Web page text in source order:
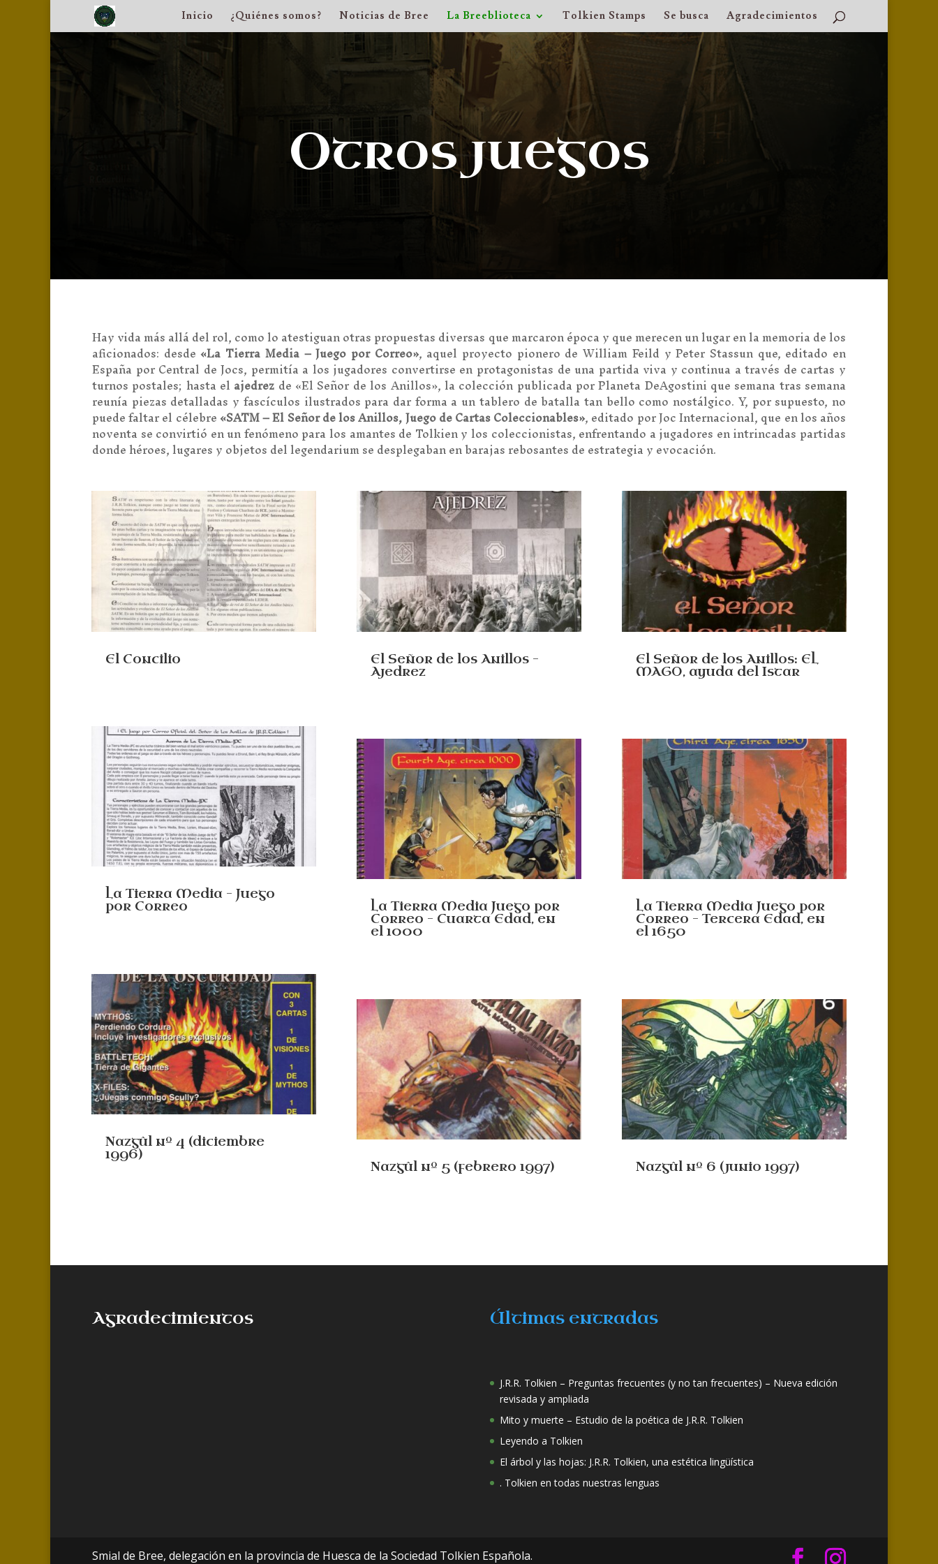
Inicio ¿Quiénes somos? Noticias de Bree La Breeblioteca Tolkien Stamps Se busca Agradecimientos
Otros juegos
Hay vida más allá del rol, como lo atestiguan otras propuestas diversas que marcaron época y que merecen un lugar en la memoria de los
aficionados: desde «La Tierra Media – Juego por Correo», aquel proyecto pionero de William Feild y Peter Stassun que, editado en
España por Central de Jocs, permitía a los jugadores convertirse en protagonistas de una partida viva y continua a través de cartas y
turnos postales; hasta elajedrezde «El Señor de los Anillos», la colección publicada por Planeta DeAgostini que semana tras semana
reunía piezas detalladas y fascículos ilustrados para dar forma a un tablero de batalla tan bello como nostálgico. Y, por supuesto, no
puede faltar el célebre«SATM – El Señor de los Anillos, Juego de Cartas Coleccionables», editado por Joc Internacional, que en los años
noventa se convirtió en un fenómeno para los amantes de Tolkien y los coleccionistas, enfrentando a jugadores en intrincadas partidas
donde héroes, lugares y objetos del legendarium se desplegaban en barajas rebosantes de estrategia y evocación.
El Concilio
La Tierra Media – Juego
por Correo
Nazgûl nº 4 (diciembre
1996)
El Señor de los Anillos –
Ajedrez
La Tierra Media Juego por
Correo – Cuarta Edad, en
el 1000
Nazgûl nº 5 (febrero 1997)
El Señor de los Anillos: EL
MAGO, ayuda del Istar
La Tierra Media Juego por
Correo – Tercera Edad, en
el 1650
Nazgûl nº 6 (junio 1997)
Agradecimientos Últimas entradas
J.R.R. Tolkien – Preguntas frecuentes (y no tan frecuentes) – Nueva edición
revisada y ampliada
Mito y muerte – Estudio de la poética de J.R.R. Tolkien
Leyendo a Tolkien
El árbol y las hojas: J.R.R. Tolkien, una estética lingüística
. Tolkien en todas nuestras lenguas
Smial de Bree, delegación en la provincia de Huesca de la Sociedad Tolkien Española.